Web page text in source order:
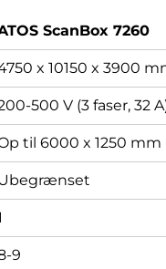
ScanBox 7260
x 10150 x 3900
500 V (3 faser, 32
til 6000 x 1250 mm
9